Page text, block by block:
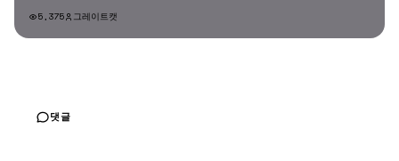
5,375 그레이트캣
댓글